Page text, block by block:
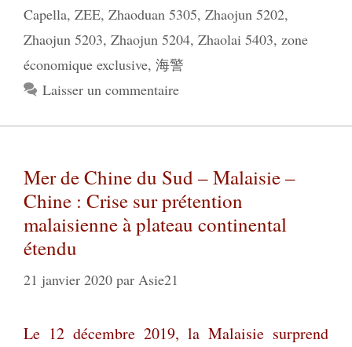
Capella, ZEE, Zhaoduan 5305, Zhaojun 5202,
Zhaojun 5203, Zhaojun 5204, Zhaolai 5403, zone
économique exclusive, 海警
Laisser un commentaire
Mer de Chine du Sud – Malaisie –
Chine : Crise sur prétention
malaisienne à plateau continental
étendu
21 janvier 2020 par Asie21
Le 12 décembre 2019, la Malaisie surprend